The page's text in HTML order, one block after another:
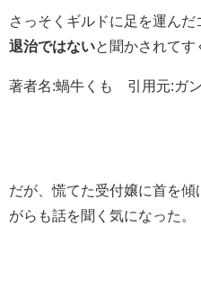
さっそくギルドに足を運んだ
退治ではないと聞かされてす
著者名:蝸牛くも 引用元:ガ
だが、慌てた受付嬢に首を
がらも話を聞く気になった。